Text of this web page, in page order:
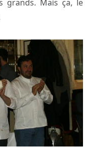
grands. Mais ça, le